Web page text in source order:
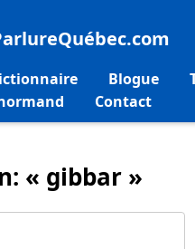
Blogue
Contact
« gibbar »